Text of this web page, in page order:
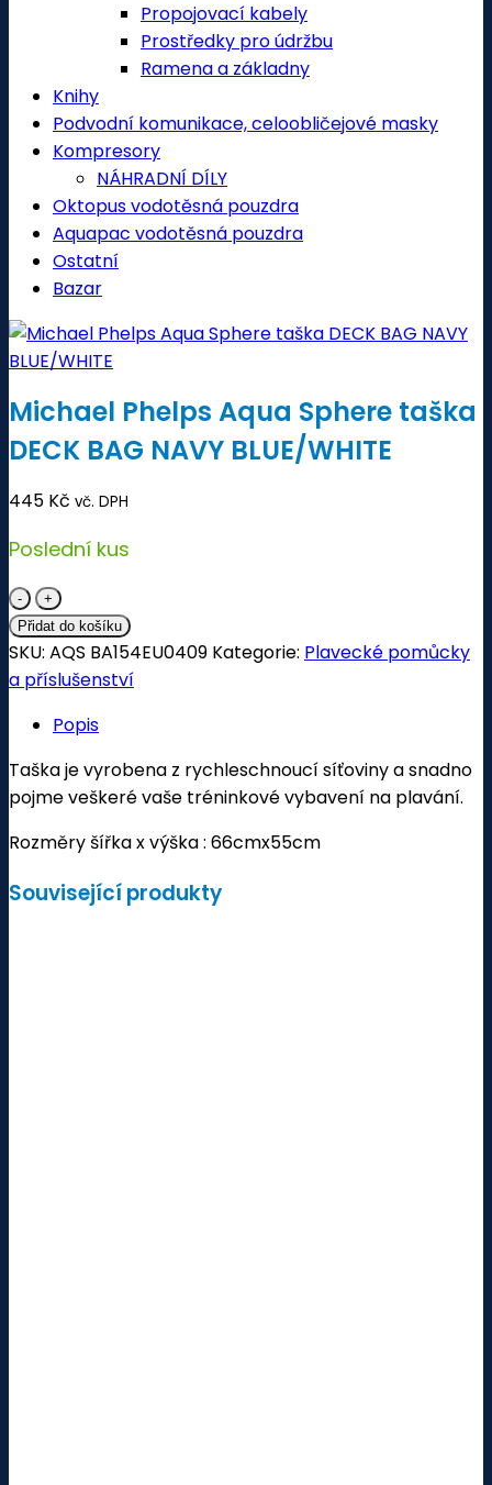
Propojovací kabely
Prostředky pro údržbu
Ramena a základny
Knihy
Podvodní komunikace, celoobličejové masky
Kompresory
NÁHRADNÍ DÍLY
Oktopus vodotěsná pouzdra
Aquapac vodotěsná pouzdra
Ostatní
Bazar
Michael Phelps Aqua Sphere taška
DECK BAG NAVY BLUE/WHITE
445 Kč vč. DPH
Poslední kus
Michael
Phelps
Aqua
Sphere
DECK
BAG
NAVY
množství
Přidat do košíku
SKU: AQS BA154EU0409 Kategorie: Plavecké pomůcky
a příslušenství
Popis
Taška je vyrobena z rychleschnoucí síťoviny a snadno
pojme veškeré vaše tréninkové vybavení na plavání.
Rozměry šířka x výška : 66cmx55cm
Související produkty